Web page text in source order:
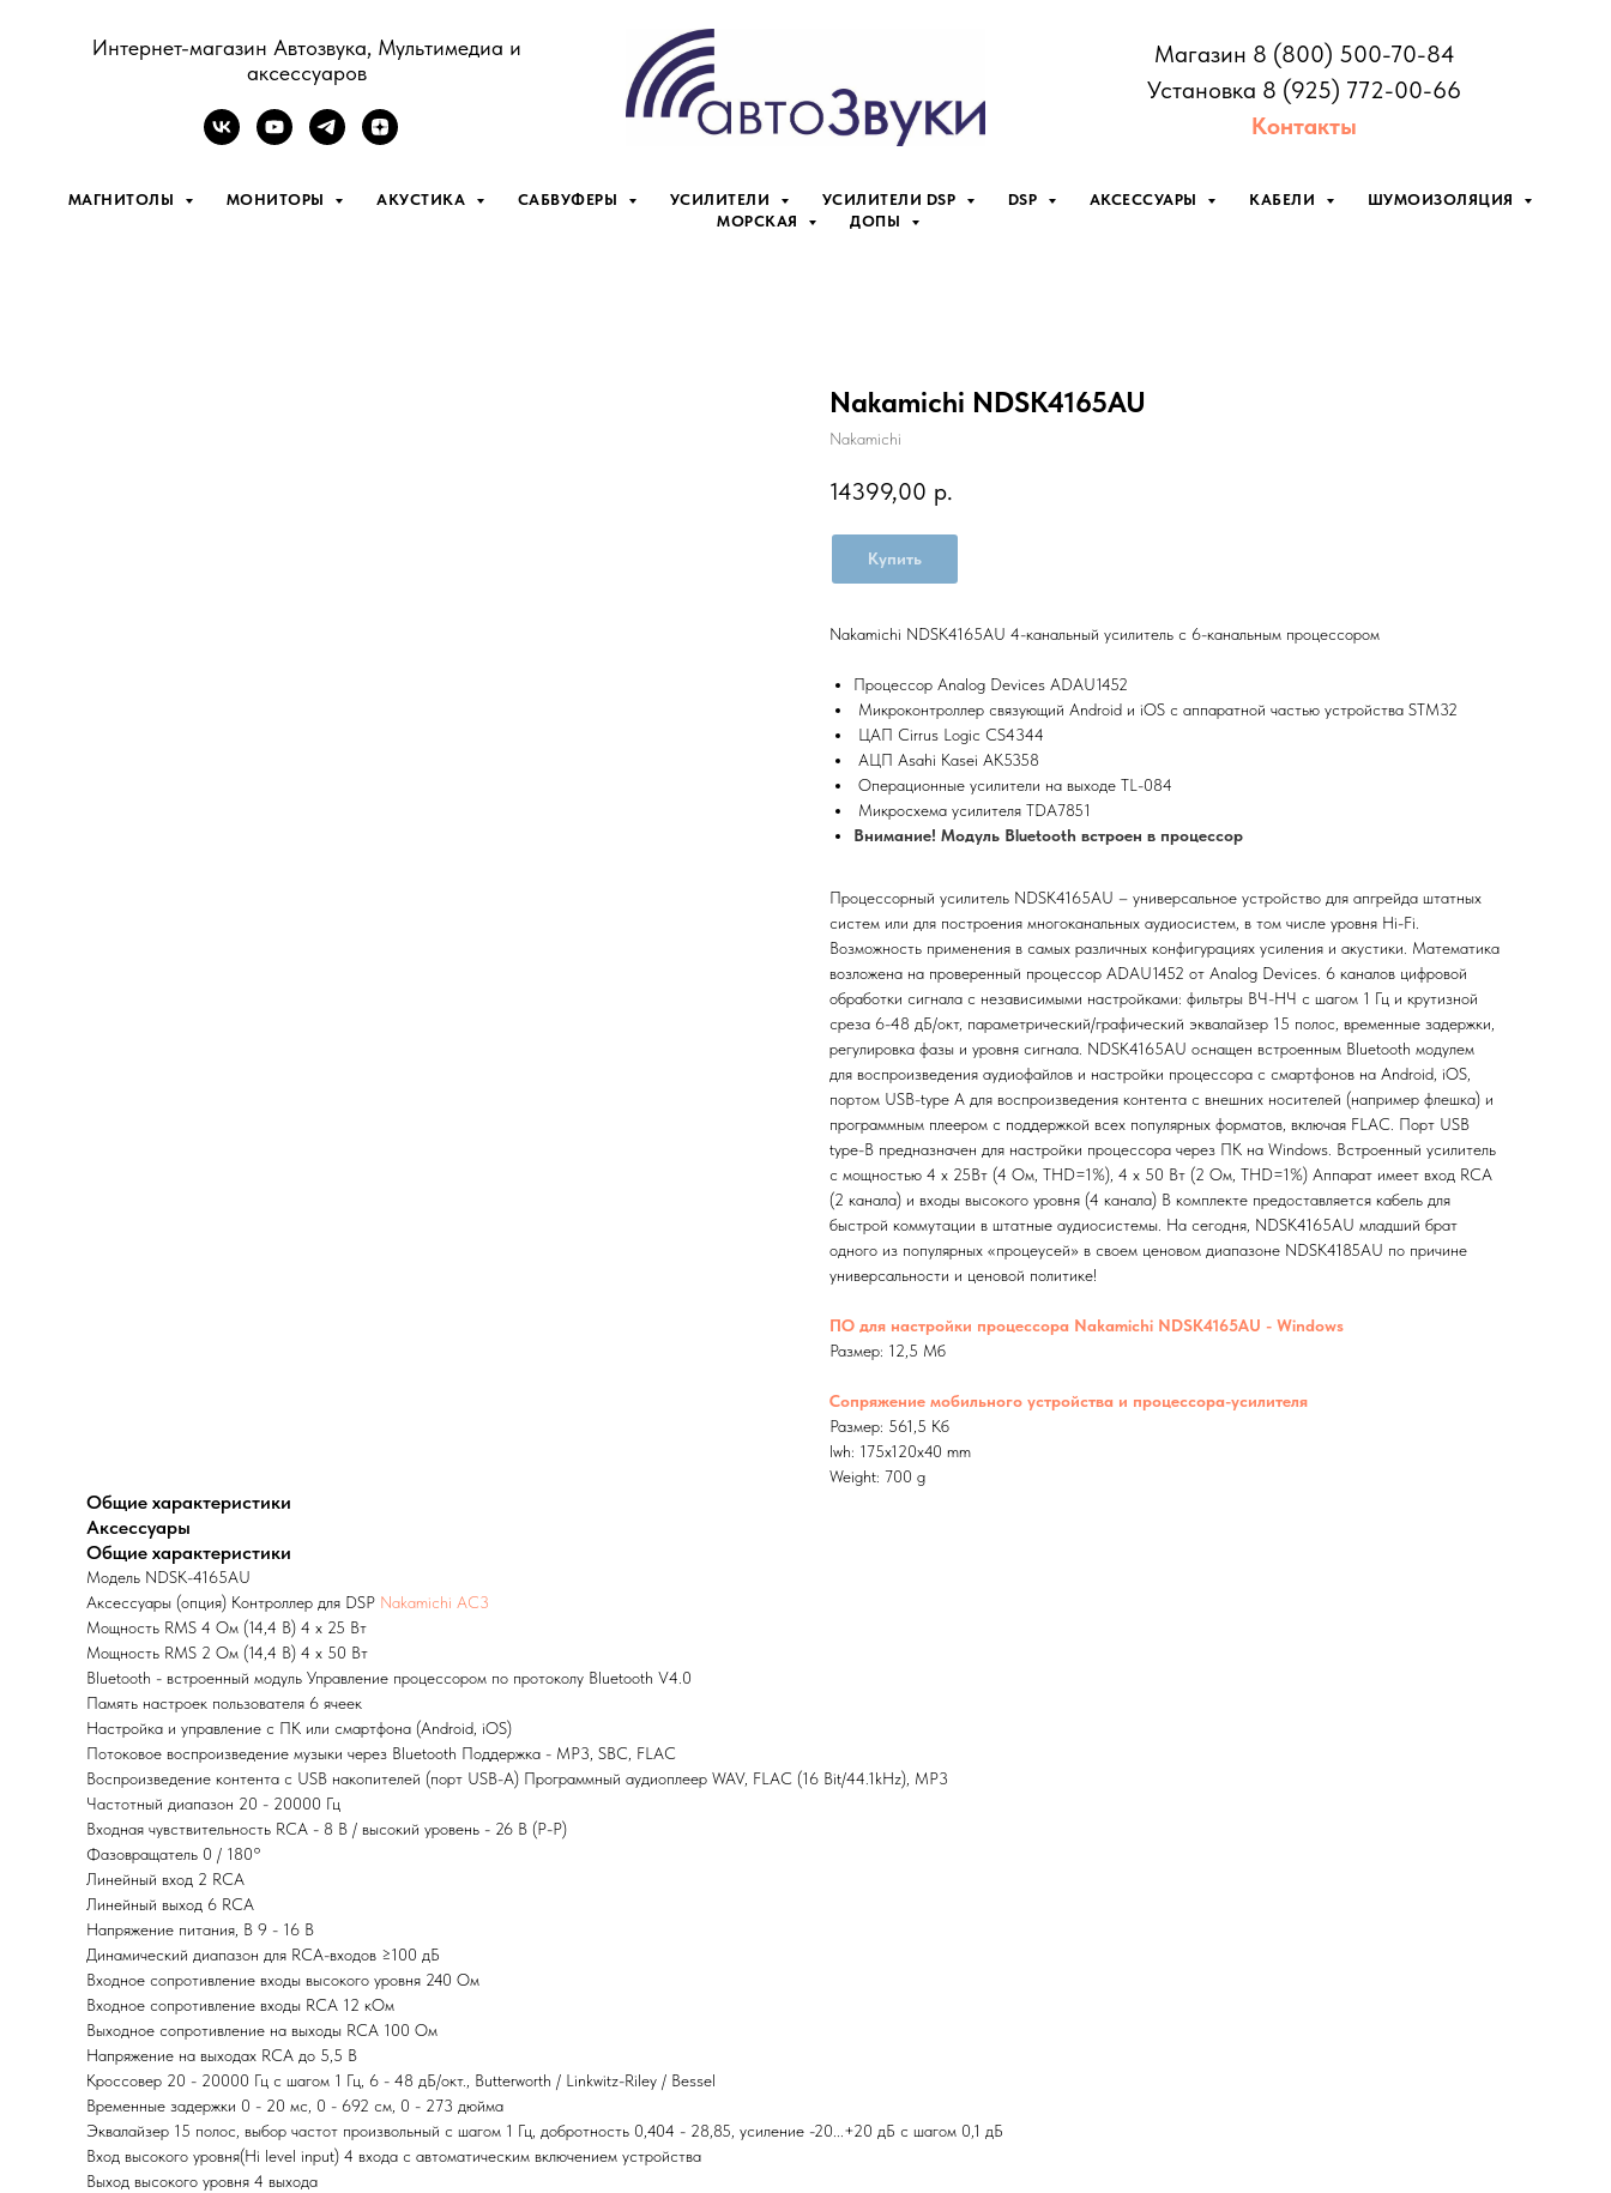
Интернет-магазин Автозвука, Мультимедиа и
аксессуаров
Магазин 8 (800) 500-70-84
Установка 8 (925) 772-00-66
Контакты
МАГНИТОЛЫ МОНИТОРЫ АКУСТИКА САБВУФЕРЫ УСИЛИТЕЛИ УСИЛИТЕЛИ DSP DSP АКСЕССУАРЫ КАБЕЛИ
ШУМОИЗОЛЯЦИЯ
МОРСКАЯ
ДОПЫ
Nakamichi NDSK4165AU
Nakamichi
14399,00 р.
Купить
Nakamichi NDSK4165AU 4-канальный усилитель с 6-канальным процессором
Процессор Analog Devices ADAU1452
Микроконтроллер связующий Android и iOS с аппаратной частью устройства STM32
ЦАП Cirrus Logic CS4344
АЦП Asahi Kasei AK5358
Операционные усилители на выходе TL-084
Микросхема усилителя TDA7851
Внимание! Модуль Bluetooth встроен в процессор
Процессорный усилитель NDSK4165AU – универсальное устройство для апгрейда штатных
систем или для построения многоканальных аудиосистем, в том числе уровня Hi-Fi.
Возможность применения в самых различных конфигурациях усиления и акустики. Математика
возложена на проверенный процессор ADAU1452 от Analog Devices. 6 каналов цифровой
обработки сигнала с независимыми настройками: фильтры ВЧ-НЧ с шагом 1 Гц и крутизной
среза 6-48 дБ/окт, параметрический/графический эквалайзер 15 полос, временные задержки,
регулировка фазы и уровня сигнала. NDSK4165AU оснащен встроенным Bluetooth модулем
для воспроизведения аудиофайлов и настройки процессора с смартфонов на Android, iOS,
портом USB-type A для воспроизведения контента с внешних носителей (например флешка) и
программным плеером с поддержкой всех популярных форматов, включая FLAC. Порт USB
type-B предназначен для настройки процессора через ПК на Windows. Встроенный усилитель
с мощностью 4 х 25Вт (4 Ом, THD=1%), 4 х 50 Вт (2 Ом, THD=1%) Аппарат имеет вход RCA
(2 канала) и входы высокого уровня (4 канала) В комплекте предоставляется кабель для
быстрой коммутации в штатные аудиосистемы. На сегодня, NDSK4165AU младший брат
одного из популярных «процеусей» в своем ценовом диапазоне NDSK4185AU по причине
универсальности и ценовой политике!
ПО для настройки процессора Nakamichi NDSK4165AU - Windows
Размер: 12,5 Мб
Сопряжение мобильного устройства и процессора-усилителя
Размер: 561,5 Кб
lwh: 175x120x40 mm
Weight: 700 g
Общие характеристики
Аксессуары
Общие характеристики
Модель NDSK-4165AU
Аксессуары (опция) Контроллер для DSP Nakamichi AC3
Мощность RMS 4 Ом (14,4 В) 4 x 25 Вт
Мощность RMS 2 Ом (14,4 В) 4 х 50 Вт
Bluetooth - встроенный модуль Управление процессором по протоколу Bluetooth V4.0
Память настроек пользователя 6 ячеек
Настройка и управление с ПК или смартфона (Android, iOS)
Потоковое воспроизведение музыки через Bluetooth Поддержка - MP3, SBC, FLAC
Воспроизведение контента c USB накопителей (порт USB-A) Программный аудиоплеер WAV, FLAC (16 Bit/44.1kHz), MP3
Частотный диапазон 20 - 20000 Гц
Входная чувствительность RCA - 8 В / высокий уровень - 26 В (P-P)
Фазовращатель 0 / 180°
Линейный вход 2 RCA
Линейный выход 6 RCA
Напряжение питания, В 9 - 16 В
Динамический диапазон для RCA-входов ≥100 дБ
Входное сопротивление входы высокого уровня 240 Ом
Входное сопротивление входы RCA 12 кОм
Выходное сопротивление на выходы RCA 100 Ом
Напряжение на выходах RCA до 5,5 В
Кроссовер 20 - 20000 Гц с шагом 1 Гц, 6 - 48 дБ/окт., Butterworth / Linkwitz-Riley / Bessel
Временные задержки 0 - 20 мс, 0 - 692 см, 0 - 273 дюйма
Эквалайзер 15 полос, выбор частот произвольный с шагом 1 Гц, добротность 0,404 - 28,85, усиление -20...+20 дБ с шагом 0,1 дБ
Вход высокого уровня(Hi level input) 4 входа с автоматическим включением устройства
Выход высокого уровня 4 выхода